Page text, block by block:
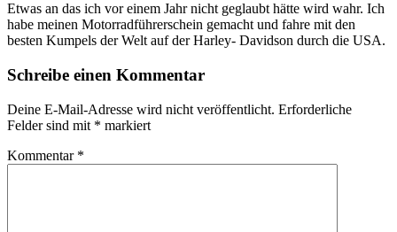
Etwas an das ich vor einem Jahr nicht geglaubt hätte wird wahr. Ich
habe meinen Motorradführerschein gemacht und fahre mit den
besten Kumpels der Welt auf der Harley- Davidson durch die USA.
Schreibe einen Kommentar
Deine E-Mail-Adresse wird nicht veröffentlicht. Erforderliche
Felder sind mit * markiert
Kommentar *